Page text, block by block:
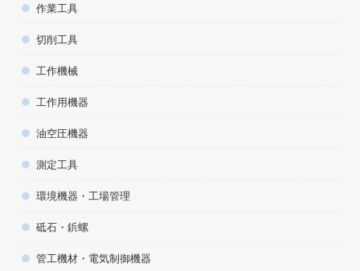
作業工具
切削工具
工作機械
工作用機器
油空圧機器
測定工具
環境機器・工場管理
砥石・鋲螺
管工機材・電気制御機器